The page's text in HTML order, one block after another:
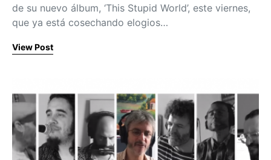
de su nuevo álbum, ‘This Stupid World’, este viernes,
que ya está cosechando elogios…
View Post